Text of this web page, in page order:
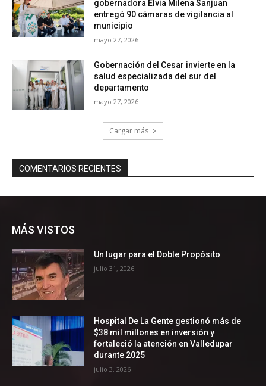
MÁS VISTOS
Un lugar para el Doble Propósito
julio 31, 2026
Hospital De La Gente gestionó más de
$38 mil millones en inversión y
fortaleció la atención en Valledupar
durante 2025
julio 3, 2026